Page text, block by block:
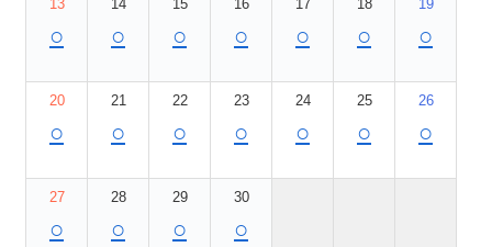
13
○
14
○
15
○
16
○
17
○
18
○
19
○
20
○
21
○
22
○
23
○
24
○
25
○
26
○
27
○
28
○
29
○
30
○